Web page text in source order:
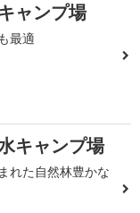
ャンプ場
最適
キャンプ場
れた自然林豊かな